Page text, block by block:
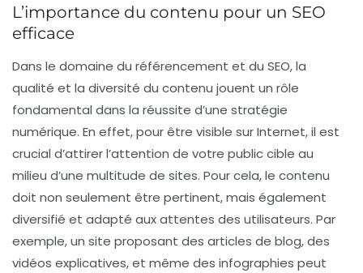
L’importance du contenu pour un SEO
efficace
Dans le domaine du référencement et du SEO, la
qualité et la diversité du contenu jouent un rôle
fondamental dans la réussite d’une stratégie
numérique. En effet, pour être visible sur Internet, il est
crucial d’attirer l’attention de votre public cible au
milieu d’une multitude de sites. Pour cela, le contenu
doit non seulement être pertinent, mais également
diversifié et adapté aux attentes des utilisateurs. Par
exemple, un site proposant des articles de blog, des
vidéos explicatives, et même des infographies peut